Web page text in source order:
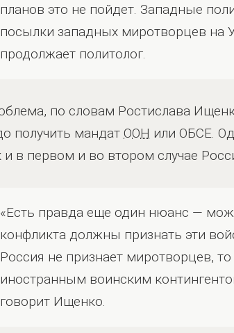
планов это не пойдет. Западные
посылки западных миротворцев на
продолжает политолог.
по словам Ростислава
получить мандат ООН или ОБСЕ.
и в первом и во втором случае
«Есть правда еще один нюанс —
конфликта должны признать эти
Россия не признает миротворцев,
иностранным воинским
говорит Ищенко.